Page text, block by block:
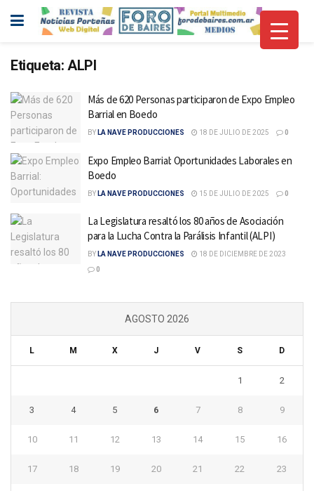
Etiqueta: ALPI
Más de 620 Personas participaron de Expo Empleo
Barrial en Boedo
BY LA NAVE PRODUCCIONES 18 DE JULIO DE 2025 0
Expo Empleo Barrial: Oportunidades Laborales en
Boedo
BY LA NAVE PRODUCCIONES 15 DE JULIO DE 2025 0
La Legislatura resaltó los 80 años de Asociación
para la Lucha Contra la Parálisis Infantil (ALPI)
BY LA NAVE PRODUCCIONES
18 DE DICIEMBRE DE 2023
0
AGOSTO 2026
L M X J V S D
1 2
3 4 5 6 7 8 9
10 11 12 13 14 15 16
17 18 19 20 21 22 23